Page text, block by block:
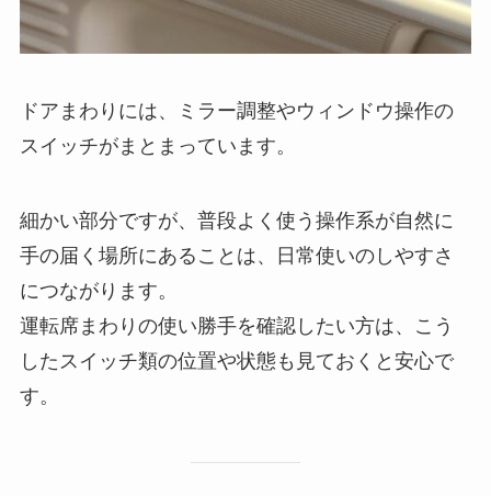
ドアまわりには、ミラー調整やウィンドウ操作の
スイッチがまとまっています。
細かい部分ですが、普段よく使う操作系が自然に
手の届く場所にあることは、日常使いのしやすさ
につながります。
運転席まわりの使い勝手を確認したい方は、こう
したスイッチ類の位置や状態も見ておくと安心で
す。